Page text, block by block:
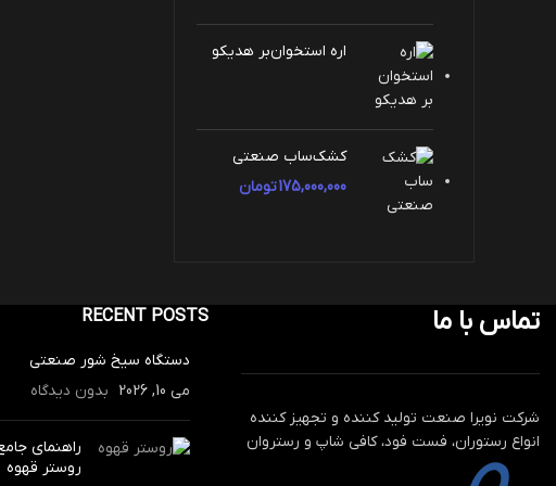
اره استخوان‌بر هدیکو
کشک‌ساب صنعتی
175,000,000تومان
تماس با ما
شرکت نویرا صنعت تولید کننده و تجهیز کننده
انواع رستوران، فست فود، کافی شاپ و رستروان
RECENT POSTS
دستگاه سیخ شور صنعتی
می 10, 2026
بدون دیدگاه
راهنمای
روستر قهوه